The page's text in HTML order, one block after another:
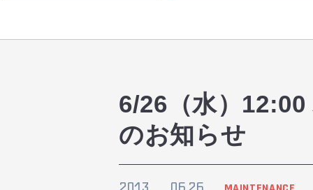
6/26（水）
のお知らせ